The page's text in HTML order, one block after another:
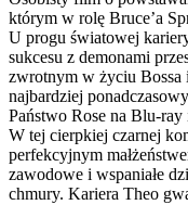
którym w rolę Bruce’a
U progu światowej
sukcesu z demonami
zwrotnym w życiu Bossa
najbardziej
Państwo Rose na Blu-
W tej cierpkiej czarnej
perfekcyjnym
zawodowe i wspaniałe
chmury. Kariera Theo